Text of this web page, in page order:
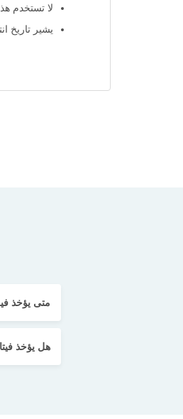
لا تستخدم
يشير تاريخ
متى يؤخذ
هل يؤخذ